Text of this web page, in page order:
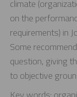
climate
on the
requirements) in
Some
question, giving
to objective